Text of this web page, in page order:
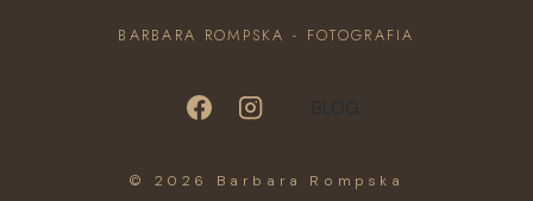
BARBARA ROMPSKA - FOTOGRAFIA
BLOG
© 2026 Barbara Rompska